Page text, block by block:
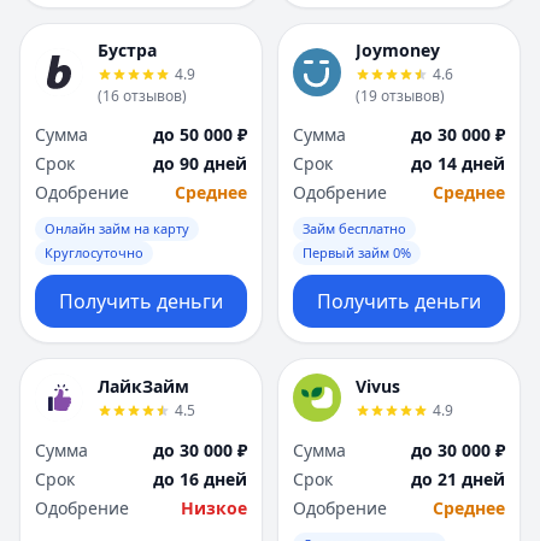
Бустра
4.9
(16отзывов)
Сумма
до 50 000 ₽
Срок
до 90 дней
Одобрение
Среднее
Онлайн займ на карту
Круглосуточно
Получить деньги
Joymoney
4.6
(19отзывов)
Сумма
до 30 000 ₽
Срок
до 14 дней
Одобрение
Среднее
Займ бесплатно
Первый займ 0%
Получить деньги
ЛайкЗайм
4.5
Сумма
до 30 000 ₽
Срок
до 16 дней
Одобрение
Низкое
Vivus
4.9
Сумма
до 30 000 ₽
Срок
до 21 дней
Одобрение
Среднее